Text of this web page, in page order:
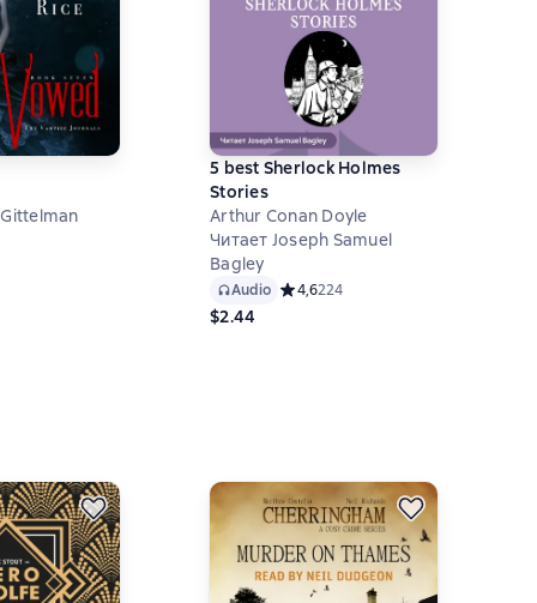
рейтинг 5 на основе 1 оценок
5 best Sherlock Holmes
Stories
Arthur Conan Doyle
Читает Joseph Samuel
Bagley
Audio Средний рейтинг 4,6 на основе 224
4,6224
$2.44